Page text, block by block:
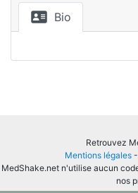
Bio
Retrouvez
Mentions légales -
MedShake.net n'utilise aucun
nos